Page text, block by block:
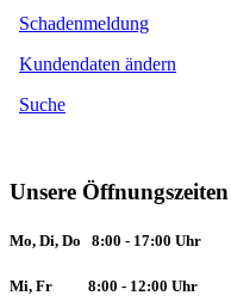
Schadenmeldung
Kundendaten ändern
Suche
Unsere Öffnungszeiten
Mo, Di, Do 8:00 - 17:00 Uhr
Mi, Fr 8:00 - 12:00 Uhr